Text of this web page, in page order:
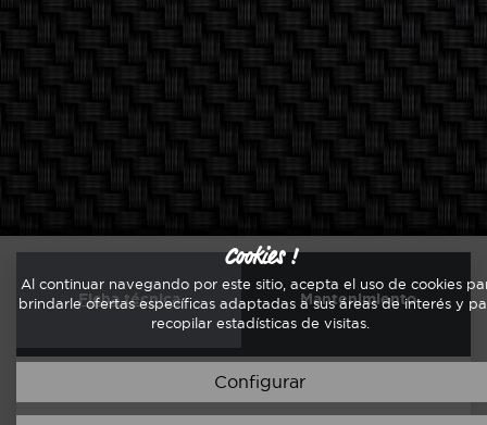
Ficha técnica Mantenimiento
Cookies !
Al continuar navegando por este sitio, acepta el uso de cookies
brindarle ofertas específicas adaptadas a sus áreas de interés y
recopilar estadísticas de visitas.
Configurar